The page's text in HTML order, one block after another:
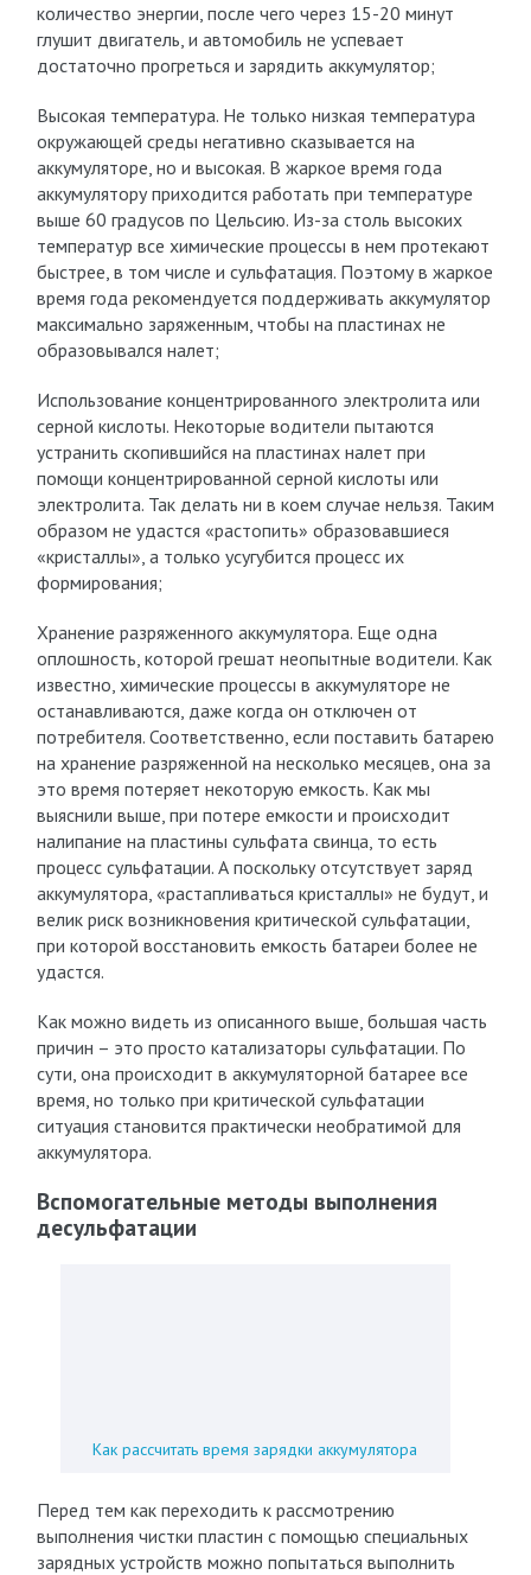
количество энергии, после чего через 15-20 минут
глушит двигатель, и автомобиль не успевает
достаточно прогреться и зарядить аккумулятор;
Высокая температура. Не только низкая температура
окружающей среды негативно сказывается на
аккумуляторе, но и высокая. В жаркое время года
аккумулятору приходится работать при температуре
выше 60 градусов по Цельсию. Из-за столь высоких
температур все химические процессы в нем протекают
быстрее, в том числе и сульфатация. Поэтому в жаркое
время года рекомендуется поддерживать аккумулятор
максимально заряженным, чтобы на пластинах не
образовывался налет;
Использование концентрированного электролита или
серной кислоты. Некоторые водители пытаются
устранить скопившийся на пластинах налет при
помощи концентрированной серной кислоты или
электролита. Так делать ни в коем случае нельзя. Таким
образом не удастся «растопить» образовавшиеся
«кристаллы», а только усугубится процесс их
формирования;
Хранение разряженного аккумулятора. Еще одна
оплошность, которой грешат неопытные водители. Как
известно, химические процессы в аккумуляторе не
останавливаются, даже когда он отключен от
потребителя. Соответственно, если поставить батарею
на хранение разряженной на несколько месяцев, она за
это время потеряет некоторую емкость. Как мы
выяснили выше, при потере емкости и происходит
налипание на пластины сульфата свинца, то есть
процесс сульфатации. А поскольку отсутствует заряд
аккумулятора, «растапливаться кристаллы» не будут, и
велик риск возникновения критической сульфатации,
при которой восстановить емкость батареи более не
удастся.
Как можно видеть из описанного выше, большая часть
причин – это просто катализаторы сульфатации. По
сути, она происходит в аккумуляторной батарее все
время, но только при критической сульфатации
ситуация становится практически необратимой для
аккумулятора.
Вспомогательные методы выполнения
десульфатации
Как рассчитать время зарядки аккумулятора
Перед тем как переходить к рассмотрению
выполнения чистки пластин с помощью специальных
зарядных устройств можно попытаться выполнить